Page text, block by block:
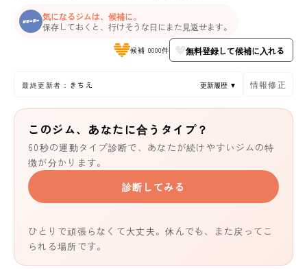
気になるジムは、候補に。
保存しておくと、行けそうな日にまた見返せます。
候補 0000件 無料登録して候補に入れる
最終更新者：きちえ 更新履歴 ▼ 情報修正
このジム、あなたに合うタイプ？
60秒の運動タイプ診断で、あなたが続けやすいジムの特
徴が分かります。
診断してみる
ひとりで頑張らなくて大丈夫。休んでも、また戻ってこ
られる場所です。